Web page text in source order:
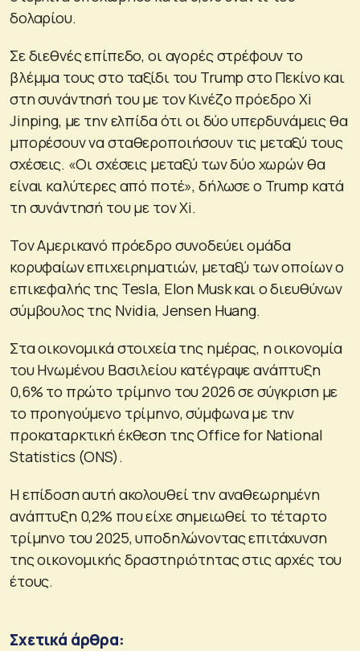
δολαρίου.
Σε διεθνές επίπεδο, οι αγορές στρέφουν το
βλέμμα τους στο ταξίδι του Trump στο Πεκίνο και
στη συνάντησή του με τον Κινέζο πρόεδρο Xi
Jinping, με την ελπίδα ότι οι δύο υπερδυνάμεις θα
μπορέσουν να σταθεροποιήσουν τις μεταξύ τους
σχέσεις. «Οι σχέσεις μεταξύ των δύο χωρών θα
είναι καλύτερες από ποτέ», δήλωσε ο Trump κατά
τη συνάντησή του με τον Xi.
Τον Αμερικανό πρόεδρο συνοδεύει ομάδα
κορυφαίων επιχειρηματιών, μεταξύ των οποίων ο
επικεφαλής της Tesla, Elon Musk και ο διευθύνων
σύμβουλος της Nvidia, Jensen Huang.
Στα οικονομικά στοιχεία της ημέρας, η οικονομία
του Ηνωμένου Βασιλείου κατέγραψε ανάπτυξη
0,6% το πρώτο τρίμηνο του 2026 σε σύγκριση με
το προηγούμενο τρίμηνο, σύμφωνα με την
προκαταρκτική έκθεση της Office for National
Statistics (ONS).
Η επίδοση αυτή ακολουθεί την αναθεωρημένη
ανάπτυξη 0,2% που είχε σημειωθεί το τέταρτο
τρίμηνο του 2025, υποδηλώνοντας επιτάχυνση
της οικονομικής δραστηριότητας στις αρχές του
έτους.
Σχετικά άρθρα: